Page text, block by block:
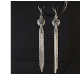
ミニ写真集 音楽 CD
道路標識 妖怪